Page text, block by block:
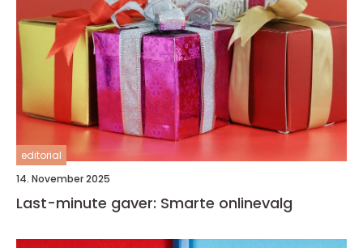
editorial
14. November 2025
Last-minute gaver: Smarte onlinevalg